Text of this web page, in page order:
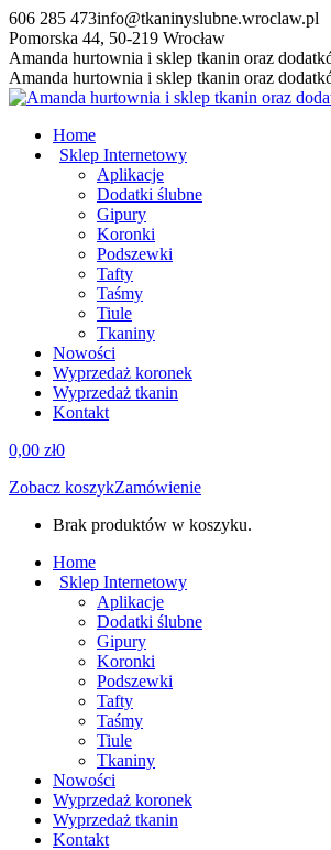
Przewiń
do
zawartości
606 285 473info@tkaninyslubne.wroclaw.pl
Pomorska 44, 50-219 Wrocław
Facebook
page
opens
new
window
Amanda hurtownia i sklep tkanin oraz
Amanda hurtownia i sklep tkanin oraz
Home
Sklep Internetowy
Aplikacje
Dodatki ślubne
Gipury
Koronki
Podszewki
Tafty
Taśmy
Tiule
Tkaniny
Nowości
Wyprzedaż koronek
Wyprzedaż tkanin
Kontakt
0,00 zł0
Zobacz koszykZamówienie
Brak produktów w koszyku.
Home
Sklep Internetowy
Aplikacje
Dodatki ślubne
Gipury
Koronki
Podszewki
Tafty
Taśmy
Tiule
Tkaniny
Nowości
Wyprzedaż koronek
Wyprzedaż tkanin
Kontakt